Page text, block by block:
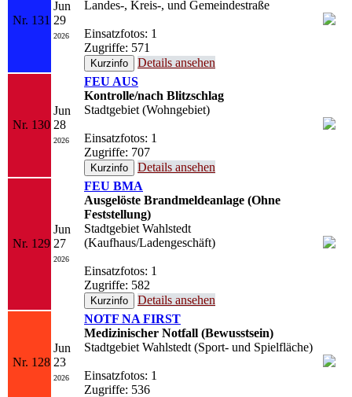
Nr. 131
Jun
29
2026
Landes-, Kreis-, und Gemeindestraße
Einsatzfotos: 1
Zugriffe: 571
Details ansehen
Nr. 130
Jun
28
2026
FEU AUS
Kontrolle/nach Blitzschlag
Stadtgebiet (Wohngebiet)
Einsatzfotos: 1
Zugriffe: 707
Details ansehen
Nr. 129
Jun
27
2026
FEU BMA
Ausgelöste Brandmeldeanlage (Ohne
Feststellung)
Stadtgebiet Wahlstedt
(Kaufhaus/Ladengeschäft)
Einsatzfotos: 1
Zugriffe: 582
Details ansehen
Nr. 128
Jun
23
2026
NOTF NA FIRST
Medizinischer Notfall (Bewusstsein)
Stadtgebiet Wahlstedt (Sport- und Spielfläche)
Einsatzfotos: 1
Zugriffe: 536